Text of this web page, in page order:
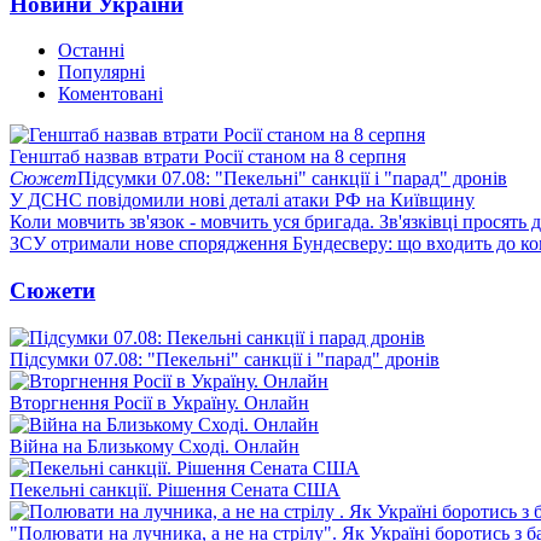
Останні
Популярні
Коментовані
Генштаб назвав втрати Росії станом на 8 серпня
СюжетПідсумки 07.08: "Пекельні" санкції і "парад" дронів
У ДСНС повідомили нові деталі атаки РФ на Київщину
Коли мовчить зв'язок - мовчить уся бригада. Зв'язківці просять
ЗСУ отримали нове спорядження Бундесверу: що входить до
Сюжети
Підсумки 07.08: "Пекельні" санкції і "парад" дронів
Вторгнення Росії в Україну. Онлайн
Війна на Близькому Сході. Онлайн
Пекельні санкції. Рішення Сената США
"Полювати на лучника, а не на стрілу". Як Україні боротись з